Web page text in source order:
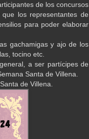
de los concursos
los representantes de
para poder elaborar
gachamigas y ajo de los
tocino etc.
a ser partícipes de
Santa de Villena.
de Villena.